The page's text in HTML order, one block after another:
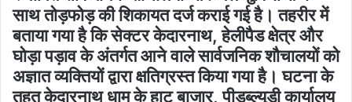
साथ तोड़फोड़ की शिकायत दर्ज कराई गई है। तहरीर में
बताया गया है कि सेक्टर केदारनाथ, हेलीपैड क्षेत्र और
घोड़ा पड़ाव के अंतर्गत आने वाले सार्वजनिक शौचालयों को
अज्ञात व्यक्तियों द्वारा क्षतिग्रस्त किया गया है। घटना के
तहत केदारनाथ धाम के हाट बाजार, पीडब्ल्यूडी कार्यालय